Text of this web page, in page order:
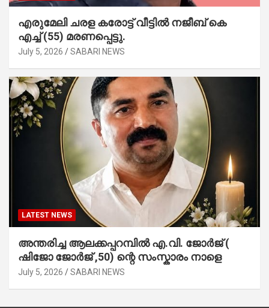
എരുമേലി ചരള കരോട്ട് വീട്ടിൽ നജീബ് കെ
എച്ച് (55) മരണപ്പെട്ടു.
July 5, 2026 SABARI NEWS
LATEST NEWS
അന്തരിച്ച ആ​ല​ക്ക​പ്പ​റമ്പിൽ​ എ.​വി. ജോ​ർ​ജ് (
ഷിജോ ജോർജ് ,50) ന്റെ സംസ്കാരം നാളെ
July 5, 2026 SABARI NEWS